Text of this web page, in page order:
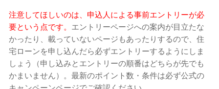
注意してほしいのは、申込人による事前エントリーが必
要という点です。 エントリーページへの案内が目立たな
かったり、載っていないページもあったりするので、住
宅ローンを申し込んだら必ずエントリーするようにしま
しょう（申し込みとエントリーの順番はどちらが先でも
かまいません）。最新のポイント数・条件は必ず公式の